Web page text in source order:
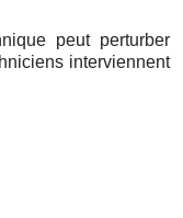
peut perturber
interviennent